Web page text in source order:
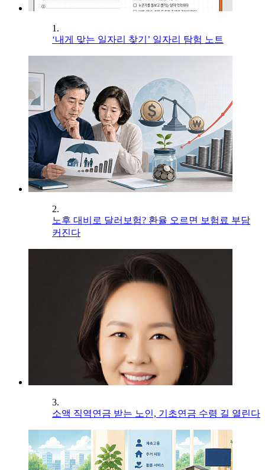
1.
‘내게 맞는 일자리 찾기’ 일자리 탐험 노트
2.
노후 대비로 달러보험? 환율 오르면 보험료 부담
커진다
3.
소액 직역연금 받는 노인, 기초연금 수령 길 열린다